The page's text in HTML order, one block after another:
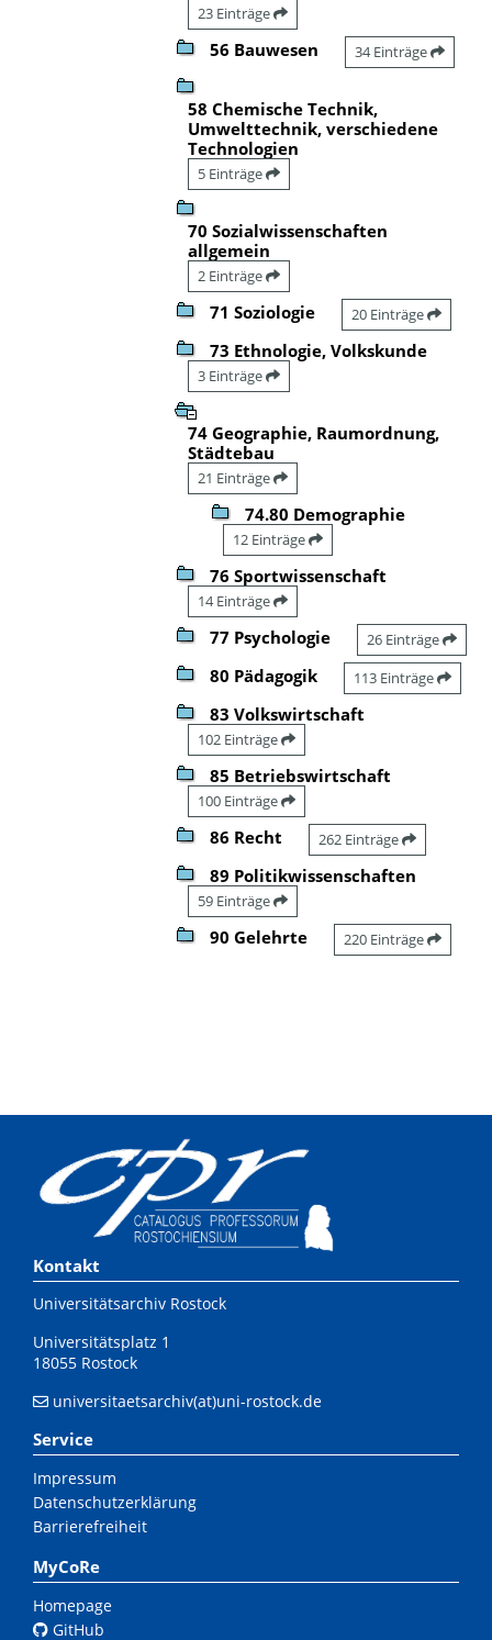
23 Einträge
56 Bauwesen 34 Einträge
58 Chemische Technik,
Umwelttechnik, verschiedene
Technologien
5 Einträge
70 Sozialwissenschaften
allgemein
2 Einträge
71 Soziologie 20 Einträge
73 Ethnologie, Volkskunde
3 Einträge
74 Geographie, Raumordnung,
Städtebau
21 Einträge
74.80 Demographie
12 Einträge
76 Sportwissenschaft
14 Einträge
77 Psychologie 26 Einträge
80 Pädagogik 113 Einträge
83 Volkswirtschaft
102 Einträge
85 Betriebswirtschaft
100 Einträge
86 Recht 262 Einträge
89 Politikwissenschaften
59 Einträge
90 Gelehrte 220 Einträge
Kontakt
Universitätsarchiv Rostock
Universitätsplatz 1
18055 Rostock
universitaetsarchiv(at)uni-rostock.de
Service
Impressum
Datenschutzerklärung
Barrierefreiheit
MyCoRe
Homepage
GitHub